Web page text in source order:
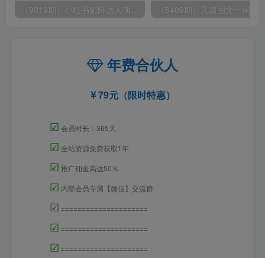
年费合伙人
79元（限时特惠）
☑ 会员时长：365天
☑ 全站资源免费获取1年
☑ 推广佣金高达50％
☑ 内部会员专属【微信】交流群
☑ =====================
☑ =====================
☑ =====================